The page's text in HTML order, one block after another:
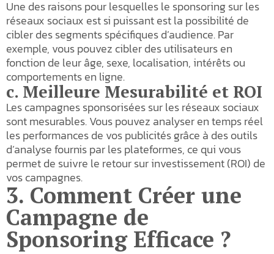
Une des raisons pour lesquelles le sponsoring sur les
réseaux sociaux est si puissant est la possibilité de
cibler des segments spécifiques d’audience. Par
exemple, vous pouvez cibler des utilisateurs en
fonction de leur âge, sexe, localisation, intérêts ou
comportements en ligne.
c. Meilleure Mesurabilité et ROI
Les campagnes sponsorisées sur les réseaux sociaux
sont mesurables. Vous pouvez analyser en temps réel
les performances de vos publicités grâce à des outils
d’analyse fournis par les plateformes, ce qui vous
permet de suivre le retour sur investissement (ROI) de
vos campagnes.
3. Comment Créer une
Campagne de
Sponsoring Efficace ?